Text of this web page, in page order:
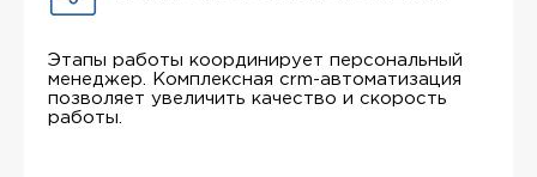
Этапы работы координирует персональный
менеджер. Комплексная crm-автоматизация
позволяет увеличить качество и скорость
работы.